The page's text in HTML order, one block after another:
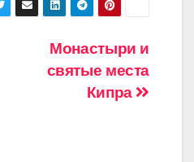
Монастыри и
святые места
Кипра